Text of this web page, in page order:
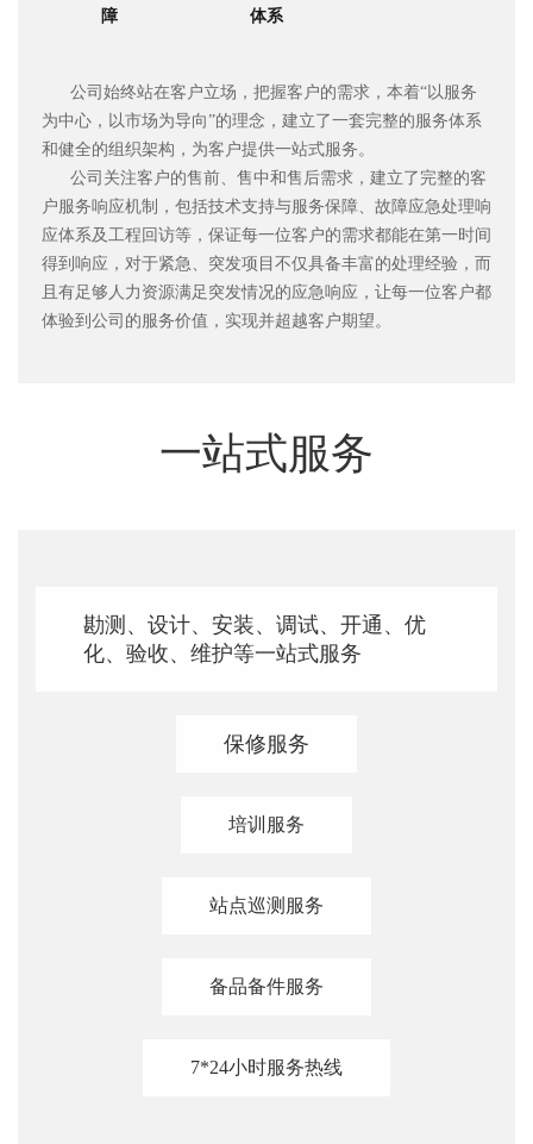
障
体系
公司始终站在客户立场，把握客户的需求，本着“以服务
为中心，以市场为导向”的理念，建立了一套完整的服务体系
和健全的组织架构，为客户提供一站式服务。
公司关注客户的售前、售中和售后需求，建立了完整的客
户服务响应机制，包括技术支持与服务保障、故障应急处理响
应体系及工程回访等，保证每一位客户的需求都能在第一时间
得到响应，对于紧急、突发项目不仅具备丰富的处理经验，而
且有足够人力资源满足突发情况的应急响应，让每一位客户都
体验到公司的服务价值，实现并超越客户期望。
一站式服务
勘测、设计、安装、调试、开通、优
化、验收、维护等一站式服务
保修服务
培训服务
站点巡测服务
备品备件服务
7*24小时服务热线